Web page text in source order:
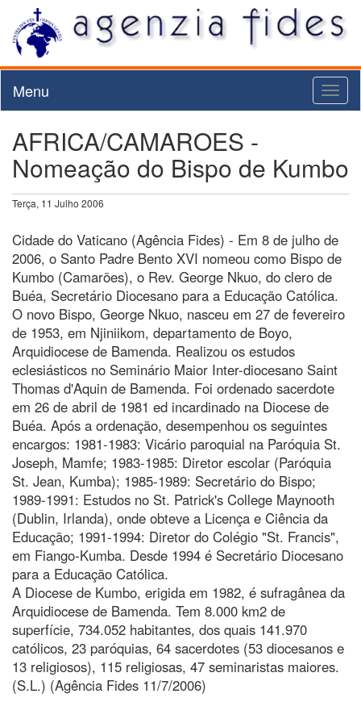
Menu
AFRICA/CAMAROES -
Nomeação do Bispo de Kumbo
Terça, 11 Julho 2006
Cidade do Vaticano (Agência Fides) - Em 8 de julho de
2006, o Santo Padre Bento XVI nomeou como Bispo de
Kumbo (Camarões), o Rev. George Nkuo, do clero de
Buéa, Secretário Diocesano para a Educação Católica.
O novo Bispo, George Nkuo, nasceu em 27 de fevereiro
de 1953, em Njiniikom, departamento de Boyo,
Arquidiocese de Bamenda. Realizou os estudos
eclesiásticos no Seminário Maior Inter-diocesano Saint
Thomas d'Aquin de Bamenda. Foi ordenado sacerdote
em 26 de abril de 1981 ed incardinado na Diocese de
Buéa. Após a ordenação, desempenhou os seguintes
encargos: 1981-1983: Vicário paroquial na Paróquia St.
Joseph, Mamfe; 1983-1985: Diretor escolar (Paróquia
St. Jean, Kumba); 1985-1989: Secretário do Bispo;
1989-1991: Estudos no St. Patrick's College Maynooth
(Dublin, Irlanda), onde obteve a Licença e Ciência da
Educação; 1991-1994: Diretor do Colégio "St. Francis",
em Fiango-Kumba. Desde 1994 é Secretário Diocesano
para a Educação Católica.
A Diocese de Kumbo, erigida em 1982, é sufragânea da
Arquidiocese de Bamenda. Tem 8.000 km2 de
superfície, 734.052 habitantes, dos quais 141.970
católicos, 23 paróquias, 64 sacerdotes (53 diocesanos e
13 religiosos), 115 religiosas, 47 seminaristas maiores.
(S.L.) (Agência Fides 11/7/2006)